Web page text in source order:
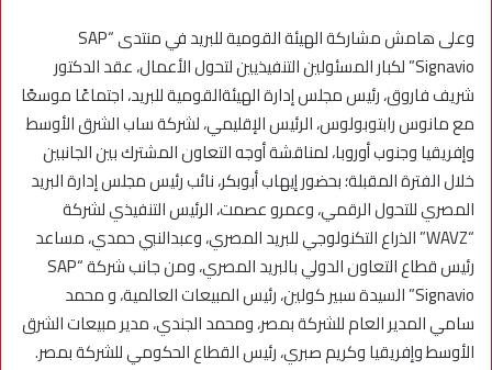
وعلى هامش مشاركة الهيئة القومية للبريد في منتدى “SAP
Signavio” لكبار المسئولين التنفيذيين لتحول الأعمال، عقد الدكتور
شريف فاروق، رئيس مجلس إدارة الهيئةالقومية للبريد، اجتماعًا موسعًا
مع مانوس رابتوبولوس، الرئيس الإقليمي، لشركة ساب الشرق الأوسط
وإفريقيا وجنوب أوروبا، لمناقشة أوجه التعاون المشترك بين الجانبين
خلال الفترة المقبلة؛ بحضور إيهاب أبوبكر، نائب رئيس مجلس إدارة البريد
المصري للتحول الرقمي، وعمرو عصمت، الرئيس التنفيذي لشركة
“WAVZ” الذراع التكنولوجي للبريد المصري، وعبدالنبي حمدي، مساعد
رئيس قطاع التعاون الدولي بالبريد المصري، ومن جانب شركة “SAP
Signavio” السيدة سبير كولين، رئيس المبيعات العالمية، و محمد
سامي المدير العام للشركة بمصر، ومحمد الجندي، مدير مبيعات الشرق
الأوسط وإفريقيا وكريم صبري، رئيس القطاع الحكومي للشركة بمصر.